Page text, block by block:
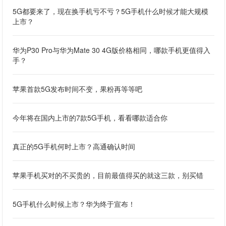
5G都要来了，现在换手机亏不亏？5G手机什么时候才能大规模
上市？
华为P30 Pro与华为Mate 30 4G版价格相同，哪款手机更值得入
手？
苹果首款5G发布时间不变，果粉再等等吧
今年将在国内上市的7款5G手机，看看哪款适合你
真正的5G手机何时上市？高通确认时间
苹果手机买对的不买贵的，目前最值得买的就这三款，别买错
5G手机什么时候上市？华为终于宣布！